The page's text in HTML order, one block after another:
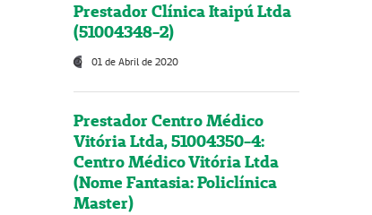
Prestador Clínica Itaipú Ltda
(51004348-2)
01 de Abril de 2020
Prestador Centro Médico
Vitória Ltda, 51004350-4:
Centro Médico Vitória Ltda
(Nome Fantasia: Policlínica
Master)